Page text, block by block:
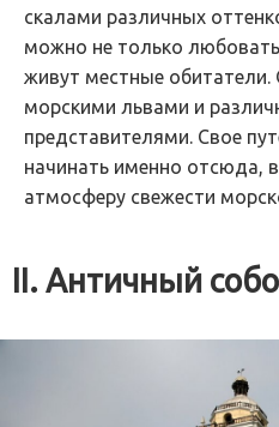
скалами различных
можно не только
живут местные
морскими львами и
представителями. Свое
начинать именно отсюда,
атмосферу свежести
II. Античный